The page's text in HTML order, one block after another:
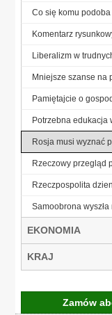
Co się komu podoba
Komentarz
Liberalizm w
Mniejsze szanse na
Pamiętajcie o
Potrzebna edukacja
Rosja musi wyznać
Rzeczowy przegląd
Rzeczpospolita
Samoobrona wyszła
EKONOMIA
KRAJ
Zamów